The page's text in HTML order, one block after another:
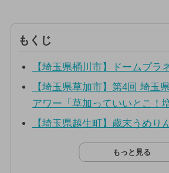
もくじ
【埼玉県桶川市】ドームプラ
【埼玉県草加市】第4回 埼玉
アワー「草加っていいとこ！
【埼玉県越生町】歳末うめり
もっと見る